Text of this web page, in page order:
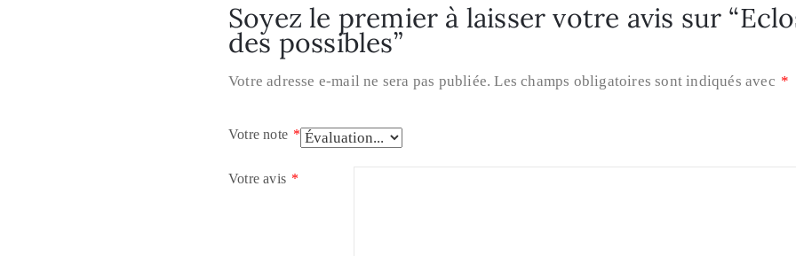
Soyez le premier à laisser votre avis sur
des possibles”
Votre adresse e-mail ne sera pas publiée. Les champs obligatoires sont indiqués avec *
Votre note *
Votre avis *